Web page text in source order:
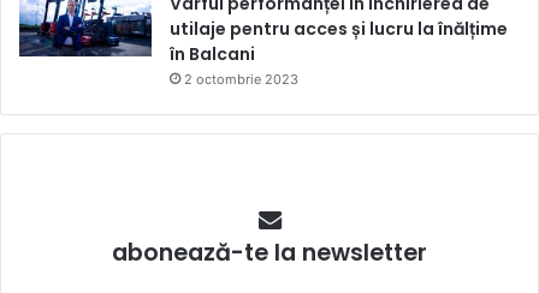
utilaje pentru acces și lucru la înălțime
în Balcani
2 octombrie 2023
abonează-te la newsletter